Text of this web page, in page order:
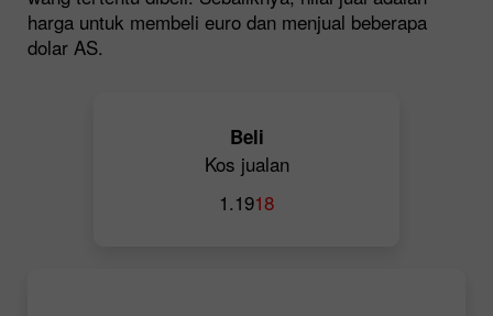
harga untuk membeli euro dan menjual beberapa
dolar AS.
Beli
Kos jualan
1.1918